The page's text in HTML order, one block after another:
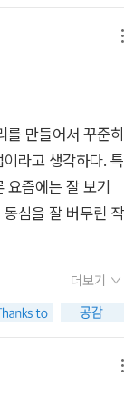
밀이 숨겨져 있었
라면?!!! 📍글은안
을 읽는다면?!!!📍
들의 마음을 들여
!!
스럽게 떡볶이를
는할멈의 약을 올
속 어린이 손님보
용돈을 그쪽에 쓰
골인 지유도 문구
짜로 배달을해주
앞에 재미나게 펼
갑자기 지유가 웃
.​도착한 곳은 문방
을 달라며 소리치
해 보아요 😆​6권
니다!​다음 7권을
만들어서 꾸준히
라고 생각하다. 특
즘에는 잘 보기
심을 잘 버무린 작
더보기